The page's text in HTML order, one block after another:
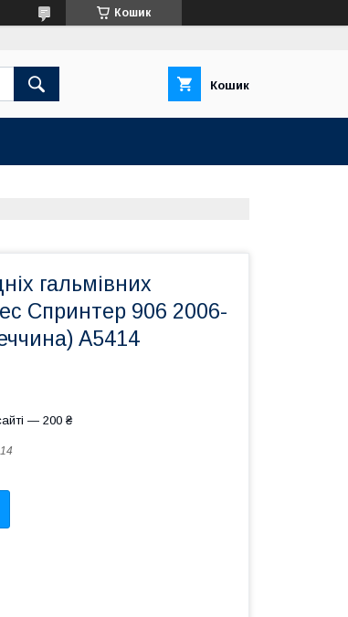
Кошик
Кошик
гальмівних
Спринтер 906 2006-
A5414
— 200 ₴